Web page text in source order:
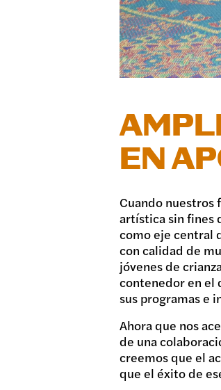
EN
Cuando nuestros
artística sin fines
como eje central
con calidad de
jóvenes de
contenedor en el
sus programas e
Ahora que nos
de una
creemos que el
que el éxito de